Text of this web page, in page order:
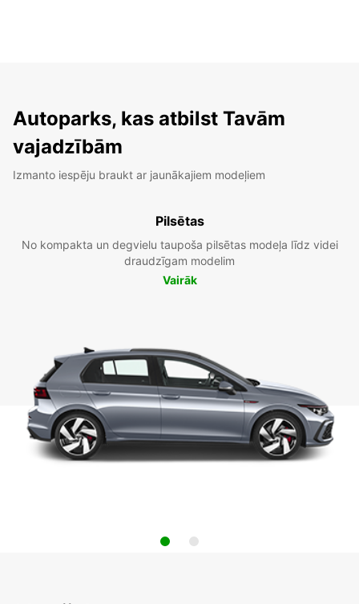
Autoparks, kas atbilst Tavām
vajadzībām
Izmanto iespēju braukt ar jaunākajiem modeļiem
Pilsētas
No kompakta un degvielu taupoša pilsētas modeļa līdz videi
draudzīgam modelim
Vairāk